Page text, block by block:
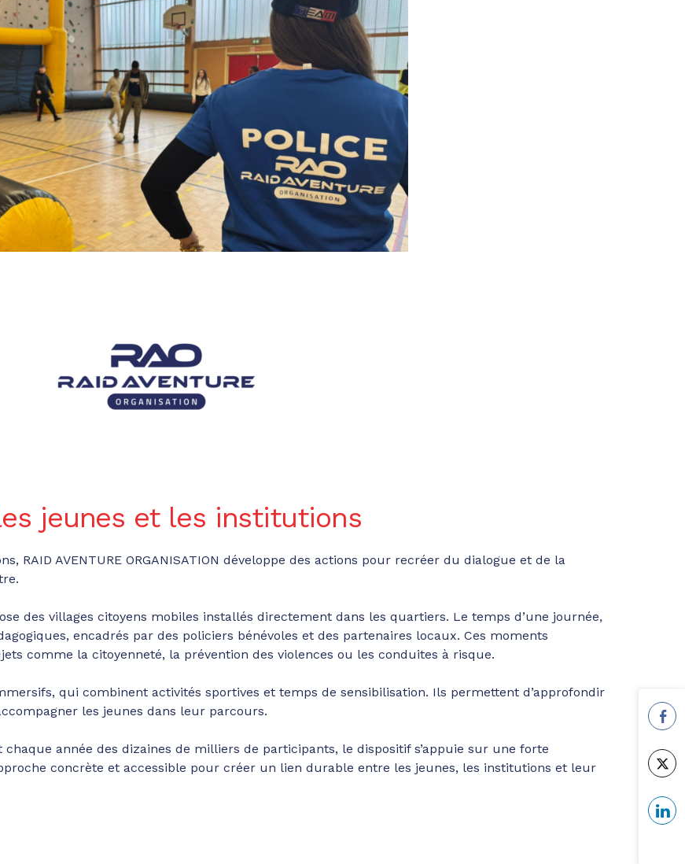
jeunes et les institutions
RAID AVENTURE ORGANISATION développe des actions pour recréer du dialogue et de la
des villages citoyens mobiles installés directement dans les quartiers. Le temps d’une journée,
encadrés par des policiers bénévoles et des partenaires locaux. Ces moments
comme la citoyenneté, la prévention des violences ou les conduites à risque.
qui combinent activités sportives et temps de sensibilisation. Ils permettent d’approfondir
les jeunes dans leur parcours.
année des dizaines de milliers de participants, le dispositif s’appuie sur une forte
concrète et accessible pour créer un lien durable entre les jeunes, les institutions et leur